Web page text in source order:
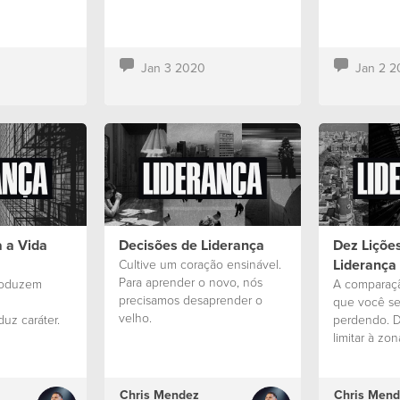
Jan 3 2020 Jan 2
a Vida
caráter.
Decisões de Liderança
Cultive um coração ensinável.
Para aprender o novo, nós
precisamos desaprender o
velho.
Chris Mendez
Dez
Liderança
A
que você
perdendo.
limitar à
Chris